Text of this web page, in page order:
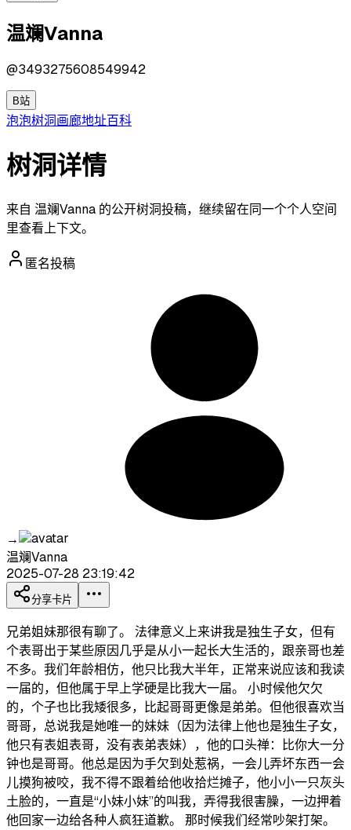
温斓Vanna
@3493275608549942
B站
泡泡树洞画廊地址百科
树洞详情
来自 温斓Vanna 的公开树洞投稿，继续留在同一个个人空间
里查看上下文。
匿名投稿
→
温斓Vanna
2025-07-28 23:19:42
分享卡片
兄弟姐妹那很有聊了。 法律意义上来讲我是独生子女，但有
个表哥出于某些原因几乎是从小一起长大生活的，跟亲哥也差
不多。我们年龄相仿，他只比我大半年，正常来说应该和我读
一届的，但他属于早上学硬是比我大一届。 小时候他欠欠
的，个子也比我矮很多，比起哥哥更像是弟弟。但他很喜欢当
哥哥，总说我是她唯一的妹妹（因为法律上他也是独生子女，
他只有表姐表哥，没有表弟表妹），他的口头禅：比你大一分
钟也是哥哥。他总是因为手欠到处惹祸，一会儿弄坏东西一会
儿摸狗被咬，我不得不跟着给他收拾烂摊子，他小小一只灰头
土脸的，一直是“小妹小妹”的叫我，弄得我很害臊，一边押着
他回家一边给各种人疯狂道歉。 那时候我们经常吵架打架。